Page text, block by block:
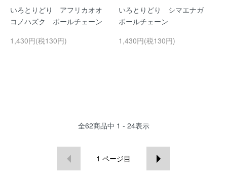
いろとりどり アフリカオオ
コノハズク ボールチェーン
1,430円(税130円)
いろとりどり シマエナガ
ボールチェーン
1,430円(税130円)
全62商品中 1 - 24表示
1 ページ目